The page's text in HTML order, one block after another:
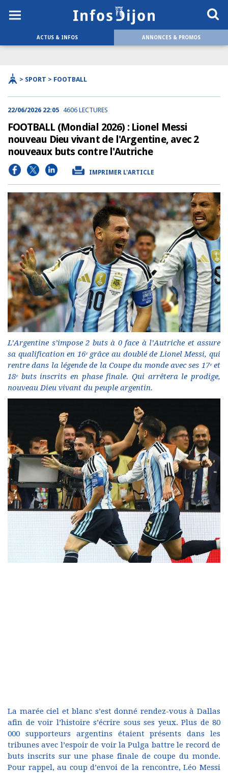
ACTUS & INFOS ANNONCES & PROMOS
> SPORT > FOOTBALL
22/06/2026 22:05 4606 LECTURES
FOOTBALL (Mondial 2026) : Lionel Messi
nouveau Dieu vivant de l'Argentine, avec 2
nouveaux buts contre l'Autriche
IMPRIMER L'ARTICLE
L’Argentine s’impose 2 buts à 0 face à l’Autriche et assure
sa qualification en 16ᵉ grâce au doublé de Lionel Messi, qui
rentre dans la légende de la Coupe du monde avec ses 17ᵉ et
18ᵉ buts inscrits en phase finale. Qui arrêtera le prodige,
nouveau Dieu vivant du peuple argentin.
La marée ciel et blanc s’est donné rendez-vous à Dallas
afin de voir l’histoire s’écrire sous ses yeux. Plus de 80
000 supporteurs argentins étaient présents dans les
tribunes avec l’espoir de voir la Pulga battre le record de
buts inscrits sur une phase finale de coupe du monde.
Pour rappel, au coup d’envoi de la rencontre, Léo Messi